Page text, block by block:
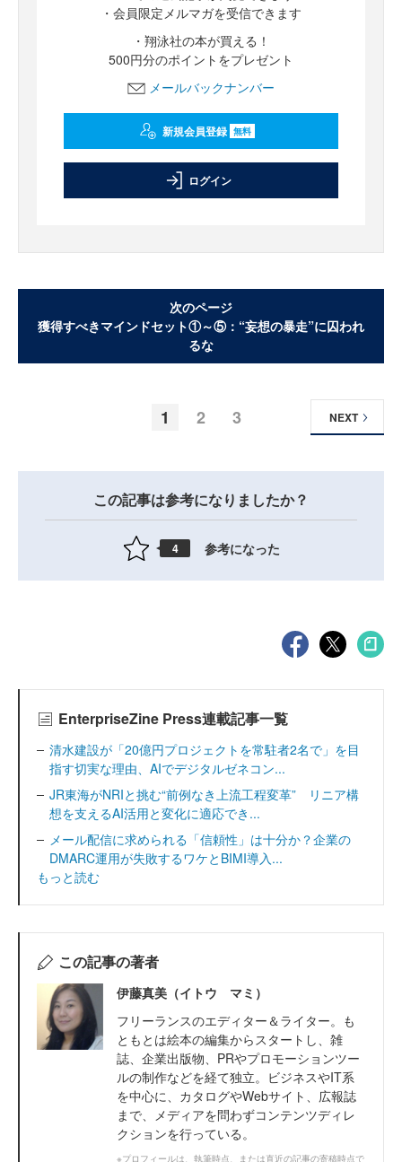
・会員限定メルマガを受信できます
・翔泳社の本が買える！
500円分のポイントをプレゼント
メールバックナンバー
新規会員登録 無料
ログイン
次のページ
獲得すべきマインドセット①～⑤：“妄想の暴走”に囚われ
るな
1 2 3 NEXT
この記事は参考になりましたか？
4 参考になった
EnterpriseZine Press連載記事一覧
清水建設が「20億円プロジェクトを常駐者2名で」を目
指す切実な理由、AIでデジタルゼネコン...
JR東海がNRIと挑む“前例なき上流工程変革” リニア構
想を支えるAI活用と変化に適応でき...
メール配信に求められる「信頼性」は十分か？企業の
DMARC運用が失敗するワケとBIMI導入...
もっと読む
この記事の著者
伊藤真美（イトウ マミ）
フリーランスのエディター＆ライター。も
ともとは絵本の編集からスタートし、雑
誌、企業出版物、PRやプロモーションツー
ルの制作などを経て独立。ビジネスやIT系
を中心に、カタログやWebサイト、広報誌
まで、メディアを問わずコンテンツディレ
クションを行っている。
※プロフィールは、執筆時点、または直近の記事の寄稿時点で